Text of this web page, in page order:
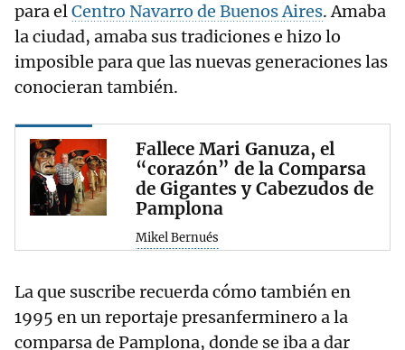
para elCentro Navarro de Buenos Aires. Amaba
la ciudad, amaba sus tradiciones e hizo lo
imposible para que las nuevas generaciones las
conocieran también.
Fallece Mari Ganuza, el
“corazón” de la Comparsa
de Gigantes y Cabezudos de
Pamplona
Mikel Bernués
La que suscribe recuerda cómo también en
1995 en un reportaje presanferminero a la
comparsa de Pamplona, donde se iba a dar